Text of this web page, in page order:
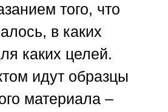
того, что
в каких
каких целей.
идут образцы
материала –